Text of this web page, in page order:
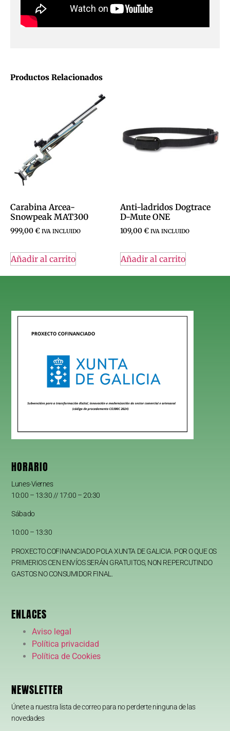
Productos Relacionados
Carabina Arcea-
Snowpeak MAT300
999,00€ IVA INCLUIDO
Añadir al carrito
Anti-ladridos Dogtrace
D-Mute ONE
109,00€ IVA INCLUIDO
Añadir al carrito
HORARIO
Lunes-Viernes
10:00 – 13:30 // 17:00 – 20:30
Sábado
10:00 – 13:30
PROXECTO COFINANCIADO POLA XUNTA DE GALICIA. POR O QUE OS
PRIMERIOS CEN ENVÍOS SERÁN GRATUITOS, NON REPERCUTINDO
GASTOS NO CONSUMIDOR FINAL.
ENLACES
Aviso legal
Política privacidad
Política de Cookies
NEWSLETTER
Únete a nuestra lista de correo para no perderte ninguna de las
novedades